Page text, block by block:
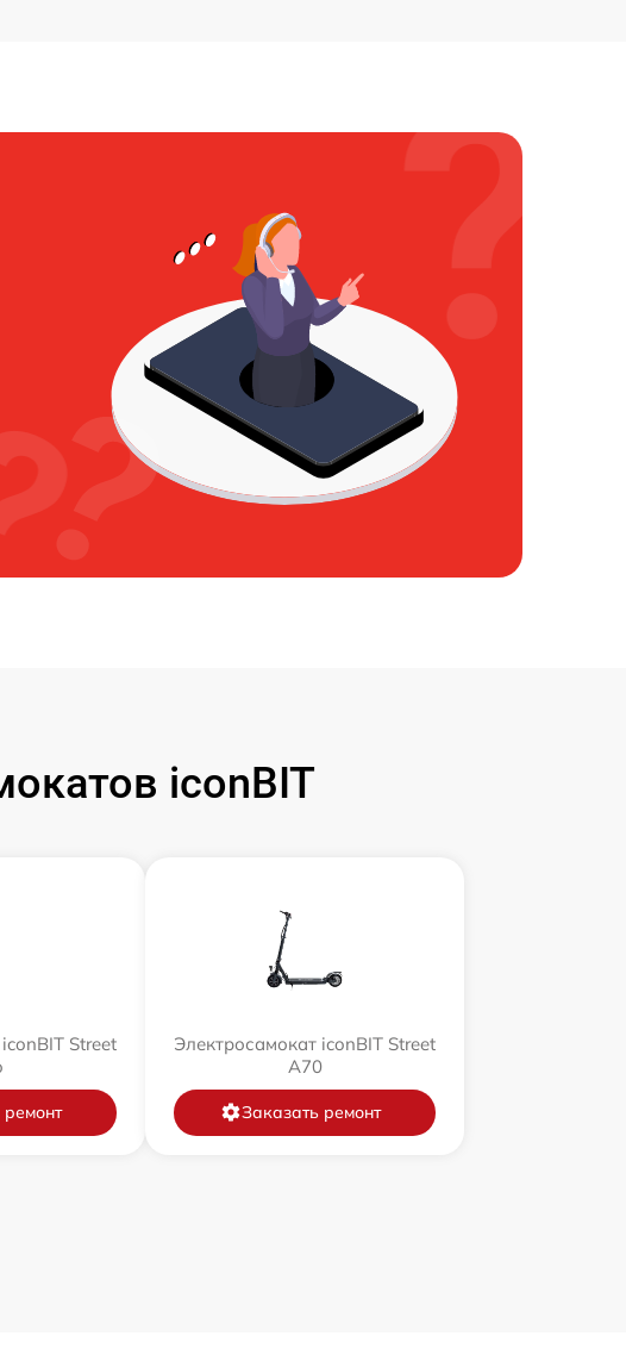
iconBIT
Street
Электросамокат iconBIT Street
A70
Заказать ремонт